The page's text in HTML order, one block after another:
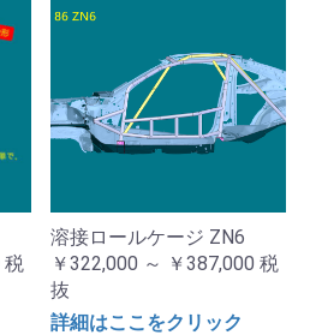
税
溶接ロールケージ ZN6
￥322,000 ～ ￥387,000 税
抜
詳細はここをクリック